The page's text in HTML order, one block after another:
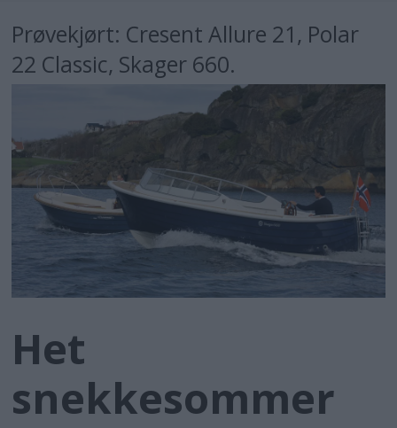
Arkiv
Video
Logg inn
Prøvekjørt: Cresent Allure 21, Polar
22 Classic, Skager 660.
Het
snekkesommer